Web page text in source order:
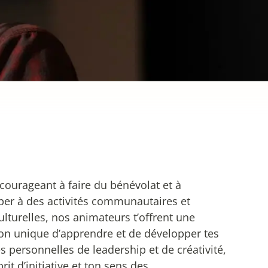
à faire du bénévolat et à
à des activités communautaires et
nos animateurs t’offrent une
unique d’apprendre et de développer tes
personnelles de leadership et de créativité,